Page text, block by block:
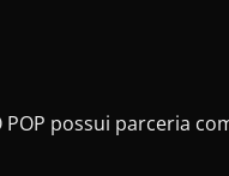
POP possui parceria